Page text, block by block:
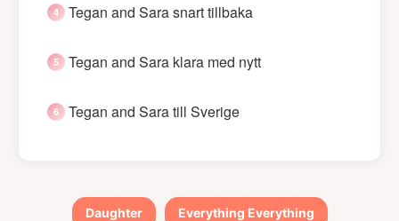
Tegan and Sara snart tillbaka
Tegan and Sara klara med nytt
Tegan and Sara till Sverige
Daughter Everything Everything